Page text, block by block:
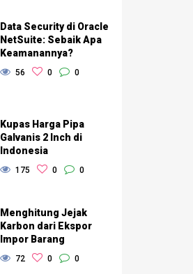
Data Security di Oracle
NetSuite: Sebaik Apa
Keamanannya?
56 0 0
Kupas Harga Pipa
Galvanis 2 Inch di
Indonesia
175 0 0
Menghitung Jejak
Karbon dari Ekspor
Impor Barang
72 0 0